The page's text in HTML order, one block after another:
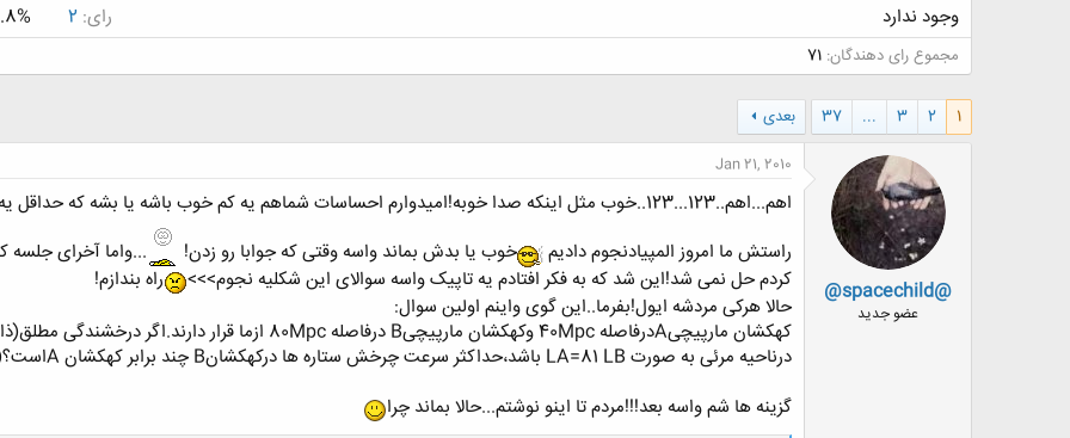
و
ض
و
وجود ندارد
رای:
مجموع رای دهندگان 71
1
2
3
...
37 بعدی
@spacechild@
عضو جدید
Jan 21, 2010
اهم...اهم..123...123..خوب مثل اینکه صدا خوبه!امیدوارم احساسات شماهم یه کم خوب باشه یا بشه که حداقل یه نیم نگاه به این تاپیک ما بزنید!
راستش ما امروز المپیادنجوم دادیم
خوب یا بدش بماند واسه وقتی که جوابا رو زدن!
...واما آخرای
کردم حل نمی شد!این شد که به فکر افتادم یه تاپیک واسه سوالای این شکلیه نجوم>>>
راه بندازم!
حالا هرکی مردشه ایول!بفرما..این گوی واینم اولین سوال:
درناحیه مرئی به صورت LA=81 LB باشد،حداکثر سرعت چرخش ستاره ها درکهکشانB چند برابر کهکشان Aاست؟(از سهم ماده تاریک صرف نظر کنید.)
گزینه ها شم واسه بعد!!!مردم تا اینو نوشتم...حالا بماند چرا